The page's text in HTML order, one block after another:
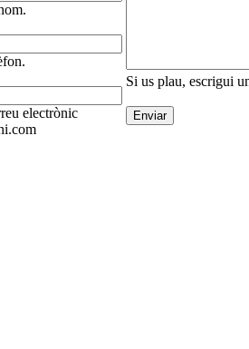
electrònic
Si us plau, escrigui